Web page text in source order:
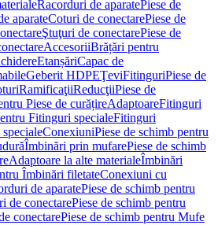
Racorduri de aparatePiese de
aparateCoturi de conectarePiese de
Ştuţuri de conectarePiese de
AccesoriiBrățări pentru
EtanșăriCapac de
Geberit HDPEŢeviFitinguriPiese de
RamificaţiiReducţiiPiese de
Piese de curățireAdaptoareFitinguri
Fitinguri specialeFitinguri
ConexiuniPiese de schimb pentru
Îmbinări prin mufarePiese de schimb
Adaptoare la alte materialeÎmbinări
Îmbinări filetateConexiuni cu
de aparatePiese de schimb pentru
de conectarePiese de schimb pentru
conectarePiese de schimb pentru Mufe